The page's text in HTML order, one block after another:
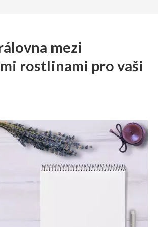
mezi
rostlinami pro vaši